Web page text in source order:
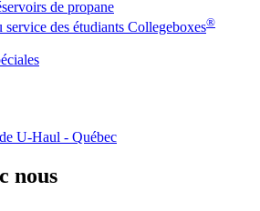
de propane
service des étudiants Collegeboxes®
U-Haul - Québec
nous